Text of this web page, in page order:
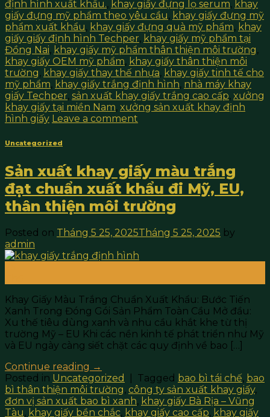
định hình xuất khẩu., khay giấy đựng lọ serum, khay
giấy đựng mỹ phẩm theo yêu cầu, khay giấy đựng mỹ
phẩm xuất khẩu, khay giấy đựng quà mỹ phẩm, khay
giấy giấy định hình Techper, khay giấy mỹ phẩm tại
Đồng Nai, khay giấy mỹ phẩm thân thiện môi trường,
khay giấy OEM mỹ phẩm, khay giấy thân thiện môi
trường, khay giấy thay thế nhựa, khay giấy tinh tế cho
mỹ phẩm, khay giấy trắng định hình, nhà máy khay
giấy Techper, sản xuất khay giấy trắng cao cấp, xưởng
khay giấy tại miền Nam, xưởng sản xuất khay định
hình giấy Leave a comment
Uncategorized
Sản xuất khay giấy màu trắng
đạt chuẩn xuất khẩu đi Mỹ, EU,
thân thiện môi trường
Posted on Tháng 5 25, 2025Tháng 5 25, 2025 by
admin
Khay Giấy Màu Trắng Chuẩn Xuất Khẩu: Bước Tiến
Xanh Trong Đóng Gói Sản Phẩm Toàn Cầu Mở đầu:
Xu thế tiêu dùng xanh và nhu cầu khắt khe từ thị
trường Mỹ – EU Khi các nền kinh tế phát triển như Mỹ
và EU ngày càng siết chặt các quy định về bao […]
Continue reading →
Posted in Uncategorized Tagged bao bì tái chế, bao
bì thân thiện môi trường, công ty sản xuất khay giấy,
đơn vị sản xuất bao bì xanh, khay giấy Bà Rịa – Vũng
Tàu, khay giấy bền chắc, khay giấy cao cấp, khay giấy